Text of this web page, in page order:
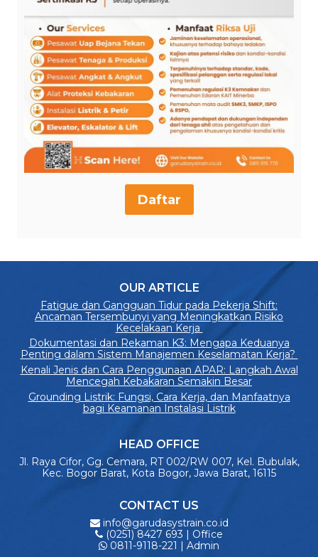
Daftar
OUR ARTICLE
Fatigue dan Gangguan Tidur pada Pekerja Shift:
Ancaman Tersembunyi yang Meningkatkan Risiko
Kecelakaan Kerja
Dokumentasi dan Rekaman K3: Mengapa Keduanya
Penting dalam Sistem Manajemen Keselamatan Kerja?
Kenali Jenis dan Cara Penggunaan APAR: Langkah Awal
Mencegah Kebakaran Semakin Besar
Grounding Listrik: Fungsi, Cara Kerja, dan Manfaatnya
bagi Keamanan Instalasi Listrik
HEAD OFFICE
Jl. Raya Cifor, Gg. Cemara, RT 002/RW 007, Kel. Bubulak,
Kec. Bogor Barat, Kota Bogor, Jawa Barat, 16115
CONTACT US
info@garudasystrain.co.id
(0251) 8427 693 | Office
0811-9118-221 | Admin